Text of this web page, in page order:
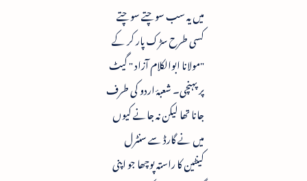
میں یہ سب سوچتے سوچتے
کسی طرح سڑک پار کر کے
"مولانا ابوالکلام آزاد " گیٹ
پر پہنچی۔ شعبۂ اردو کی طرف
جانا تھا لیکن نہ جانے کیوں
میں نے گارڈ سے سنٹرل
کینٹین کا راستہ پوچھا جو اپنی